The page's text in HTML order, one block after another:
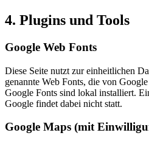
4. Plugins und Tools
Google Web Fonts
Diese Seite nutzt zur einheitlichen
genannte Web Fonts, die von
Google Fonts sind lokal installiert.
Google findet dabei nicht statt.
Google Maps (mit